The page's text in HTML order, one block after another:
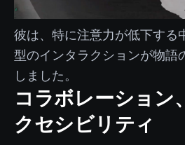
彼は、特に注意力が低下する
型のインタラクションが物語
しました。
コラボレーション
クセシビリティ